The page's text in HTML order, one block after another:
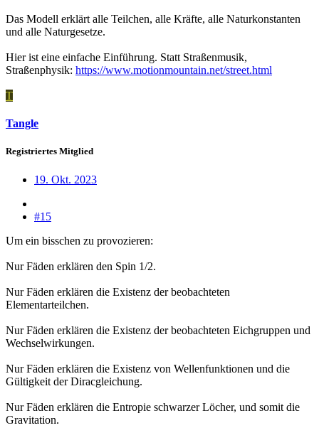
Das Modell erklärt alle Teilchen, alle Kräfte, alle Naturkonstanten
und alle Naturgesetze.
Hier ist eine einfache Einführung. Statt Straßenmusik,
Straßenphysik: https://www.motionmountain.net/street.html
T
Tangle
Registriertes Mitglied
19. Okt. 2023
#15
Um ein bisschen zu provozieren:
Nur Fäden erklären den Spin 1/2.
Nur Fäden erklären die Existenz der beobachteten
Elementarteilchen.
Nur Fäden erklären die Existenz der beobachteten Eichgruppen und
Wechselwirkungen.
Nur Fäden erklären die Existenz von Wellenfunktionen und die
Gültigkeit der Diracgleichung.
Nur Fäden erklären die Entropie schwarzer Löcher, und somit die
Gravitation.